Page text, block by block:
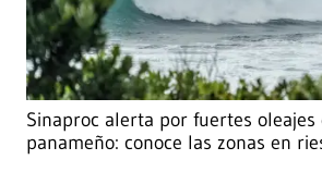
Sinaproc alerta por fuertes oleajes
panameño: conoce las zonas en